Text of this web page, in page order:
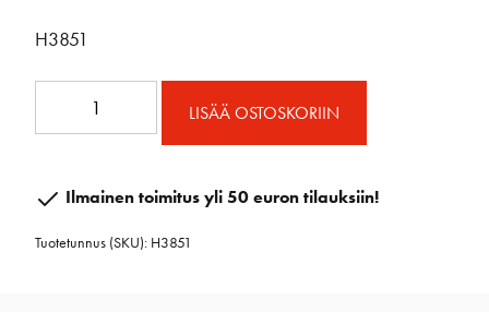
H3851
litteä
määrä
LISÄÄ OSTOSKORIIN
Ilmainen toimitus yli 50 euron tilauksiin!
Tuotetunnus (SKU): H3851